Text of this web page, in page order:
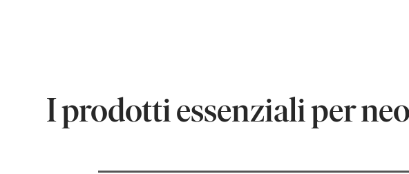
I prodotti essenziali per